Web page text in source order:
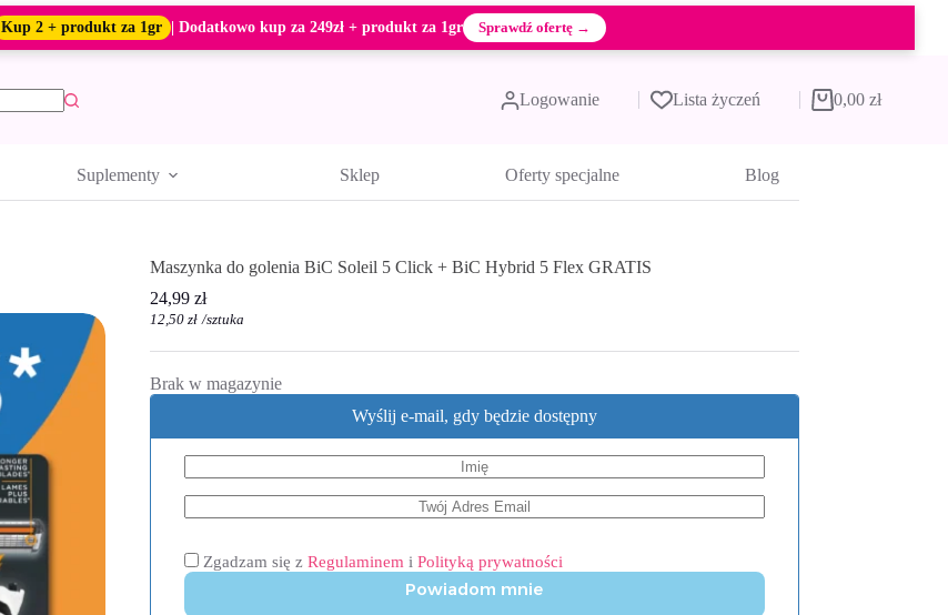
Kup 2 + produkt za 1gr | Dodatkowo kup za 249zł + produkt za 1gr Sprawdź ofertę →
Logowanie Lista życzeń Koszyk
0,00 zł
Suplementy Sklep Oferty specjalne Blog
Maszynka do golenia BiC Soleil 5 Click + BiC Hybrid 5 Flex GRATIS
24,99 zł
12,50 zł /sztuka
Brak w magazynie
Wyślij e-mail, gdy będzie dostępny
Zgadzam się z Regulaminem i Polityką prywatności
Powiadom mnie